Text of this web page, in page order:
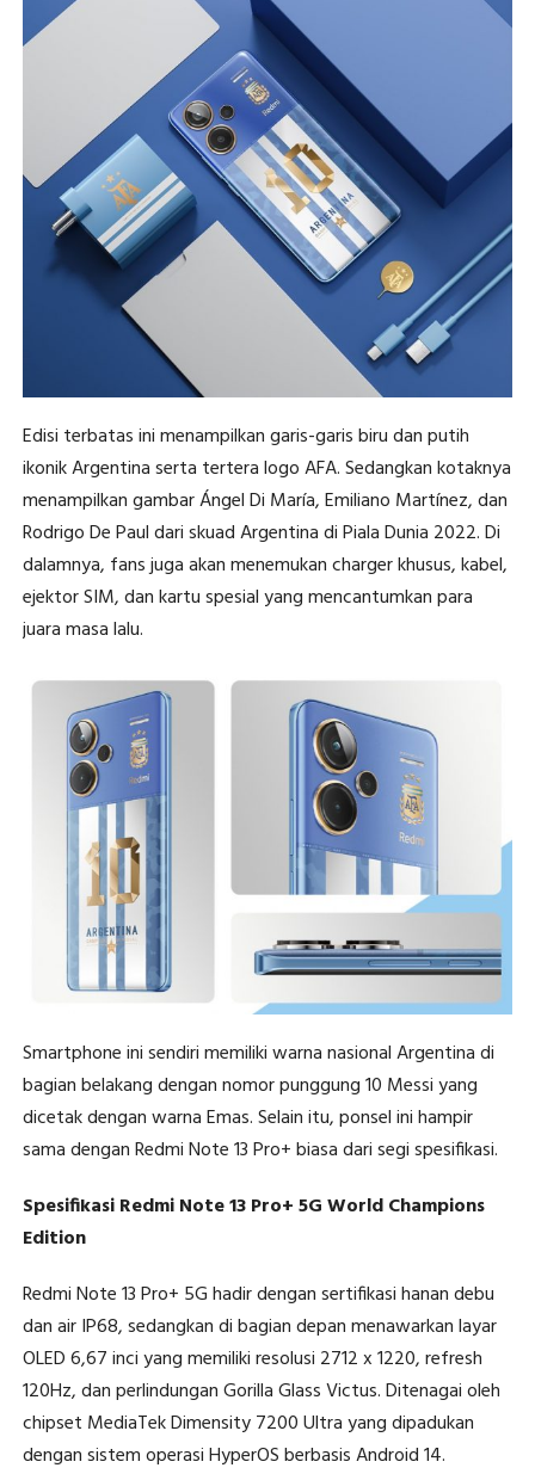
Edisi terbatas ini menampilkan garis-garis biru dan putih
ikonik Argentina serta tertera logo AFA. Sedangkan kotaknya
menampilkan gambar Ángel Di María, Emiliano Martínez, dan
Rodrigo De Paul dari skuad Argentina di Piala Dunia 2022. Di
dalamnya, fans juga akan menemukan charger khusus, kabel,
ejektor SIM, dan kartu spesial yang mencantumkan para
juara masa lalu.
Smartphone ini sendiri memiliki warna nasional Argentina di
bagian belakang dengan nomor punggung 10 Messi yang
dicetak dengan warna Emas. Selain itu, ponsel ini hampir
sama dengan Redmi Note 13 Pro+ biasa dari segi spesifikasi.
Spesifikasi Redmi Note 13 Pro+ 5G World Champions
Edition
Redmi Note 13 Pro+ 5G hadir dengan sertifikasi hanan debu
dan air IP68, sedangkan di bagian depan menawarkan layar
OLED 6,67 inci yang memiliki resolusi 2712 x 1220, refresh
120Hz, dan perlindungan Gorilla Glass Victus. Ditenagai oleh
chipset MediaTek Dimensity 7200 Ultra yang dipadukan
dengan sistem operasi HyperOS berbasis Android 14.